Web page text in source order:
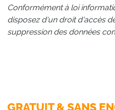
Conformément à loi
disposez d'un droit d'accès
suppression des données
GRATUIT & SANS